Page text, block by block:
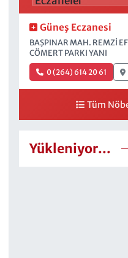
Güneş Eczanesi
BAŞPINAR MAH. REMZİ
CÖMERT PARKI YANI
0 (264) 614 20 61
Tüm
Yükleniyor...